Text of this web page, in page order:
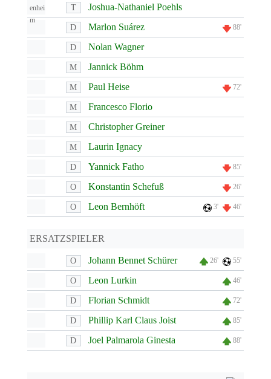
T Joshua-Nathaniel Poehls
D Marlon Suárez 88'
D Nolan Wagner
M Jannick Böhm
M Paul Heise 72'
M Francesco Florio
M Christopher Greiner
M Laurin Ignacy
D Yannick Fatho 85'
O Konstantin Schefuß 26'
O Leon Bernhöft 3' 46'
ERSATZSPIELER
O Johann Bennet Schürer 26' 55'
O Leon Lurkin 46'
D Florian Schmidt 72'
D Phillip Karl Claus Joist 85'
D Joel Palmarola Ginesta 88'